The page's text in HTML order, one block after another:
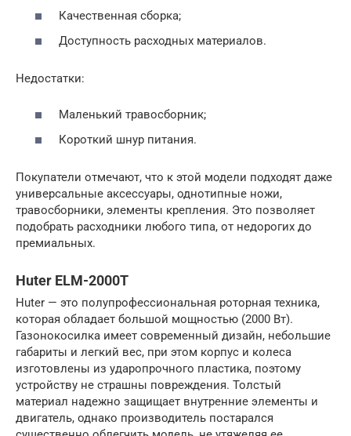
Качественная сборка;
Доступность расходных материалов.
Недостатки:
Маленький травосборник;
Короткий шнур питания.
Покупатели отмечают, что к этой модели подходят даже
универсальные аксессуары, однотипные ножи,
травосборники, элементы крепления. Это позволяет
подобрать расходники любого типа, от недорогих до
премиальных.
Huter ELM-2000T
Huter — это полупрофессиональная роторная техника,
которая обладает большой мощностью (2000 Вт).
Газонокосилка имеет современный дизайн, небольшие
габариты и легкий вес, при этом корпус и колеса
изготовлены из ударопрочного пластика, поэтому
устройству не страшны повреждения. Толстый
материал надежно защищает внутренние элементы и
двигатель, однако производитель постарался